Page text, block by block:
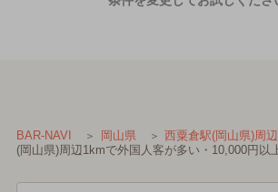
BAR-NAVI 岡山県 西粟倉駅(岡山県)周
(岡山県)周辺1kmで外国人客が多い・10,000円以